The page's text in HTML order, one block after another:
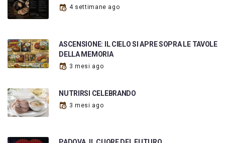
4 settimane ago
ASCENSIONE: IL CIELO SI APRE SOPRA LE TAVOLE
DELLA MEMORIA
3 mesi ago
NUTRIRSI CELEBRANDO
3 mesi ago